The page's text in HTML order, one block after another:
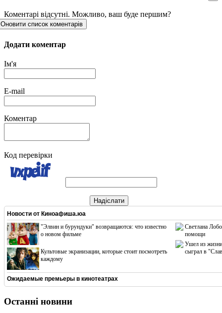
Коментарі відсутні. Можливо, ваш буде першим?
Оновити список коментарів
Додати коментар
Ім'я
E-mail
Коментар
Код перевірки
Надіслати
Новости от Киноафиша.юа
"Элвин и бурундуки" возвращаются: что известно
о новом фильме
Культовые экранизации, которые стоит посмотреть
каждому
Светлана
помощи
Ушел из жизни
сыграл в
Ожидаемые премьеры в кинотеатрах
Останні новини